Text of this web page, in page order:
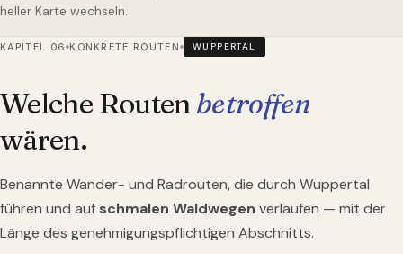
heller Karte wechseln.
KAPITEL 06 KONKRETE ROUTEN WUPPERTAL
Welche Routenbetroffen
wären.
Benannte Wander- und Radrouten, die durch Wuppertal
führen und auf schmalen Waldwegen verlaufen — mit der
Länge des genehmigungspflichtigen Abschnitts.